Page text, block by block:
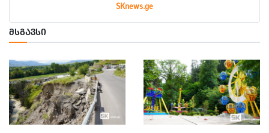
SKnews.ge
ᲛᲡᲒᲐᲕᲡᲘ